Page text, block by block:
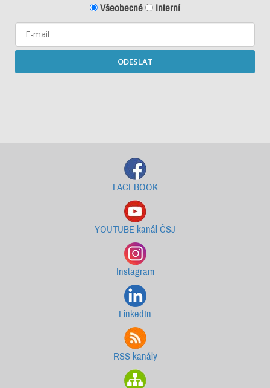
Všeobecné
Interní
ODESLAT
FACEBOOK
YOUTUBE kanál ČSJ
Instagram
LinkedIn
RSS kanály